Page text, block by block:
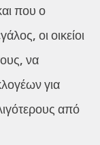
που ο
οι οικείοι
να
για
από